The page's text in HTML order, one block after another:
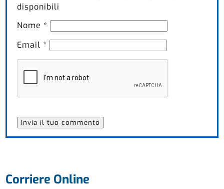
disponibili
Nome *
Email *
Corriere Online